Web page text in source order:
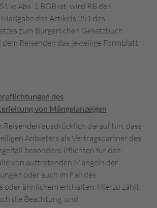
w Abs. 1 BGB ist, wird RB den
des Artikels 251 des
zum Bürgerlichen Gesetzbuch
Reisenden das jeweilige Formblatt
des
von Mängelanzeigen
ausdrücklich darauf hin, dass
Anbieters als Vertragspartner des
besondere Pflichten für den
von auftretenden Mängeln der
oder auch im Fall des
oder ähnlichem enthalten. Hierzu zählt
die Beachtung und